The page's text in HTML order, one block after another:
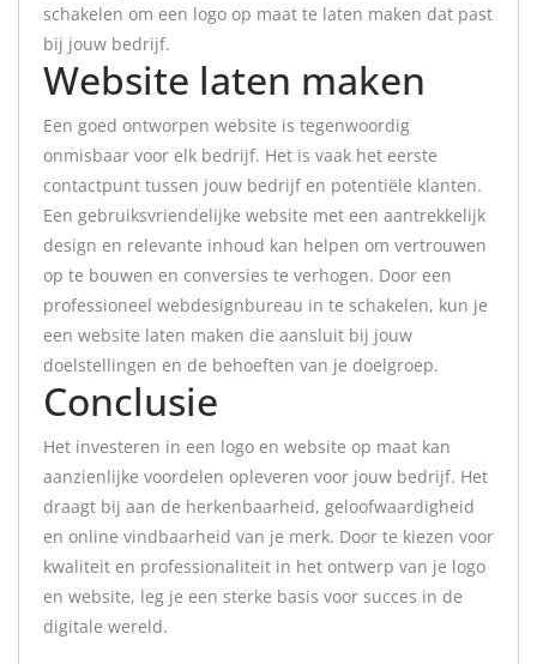
schakelen om een logo op maat te laten maken dat past
bij jouw bedrijf.
Website laten maken
Een goed ontworpen website is tegenwoordig
onmisbaar voor elk bedrijf. Het is vaak het eerste
contactpunt tussen jouw bedrijf en potentiële klanten.
Een gebruiksvriendelijke website met een aantrekkelijk
design en relevante inhoud kan helpen om vertrouwen
op te bouwen en conversies te verhogen. Door een
professioneel webdesignbureau in te schakelen, kun je
een website laten maken die aansluit bij jouw
doelstellingen en de behoeften van je doelgroep.
Conclusie
Het investeren in een logo en website op maat kan
aanzienlijke voordelen opleveren voor jouw bedrijf. Het
draagt bij aan de herkenbaarheid, geloofwaardigheid
en online vindbaarheid van je merk. Door te kiezen voor
kwaliteit en professionaliteit in het ontwerp van je logo
en website, leg je een sterke basis voor succes in de
digitale wereld.